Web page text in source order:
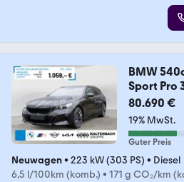
BMW
Sport Pro
80.690 €
19% MwSt.
Guter Preis
Neuwagen• 223 kW (303 PS) • Diesel
6,5 l/100km (komb.) • 171 g CO₂/km